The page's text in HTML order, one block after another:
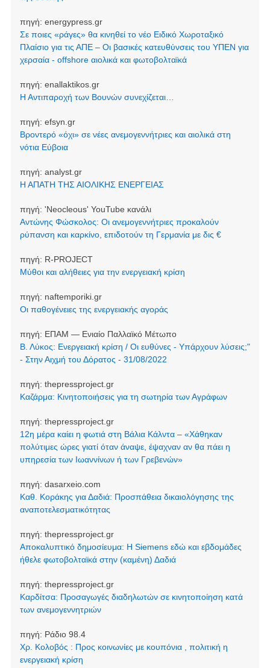
πηγή: energypress.gr
Σε ποιες «ράγες» θα κινηθεί το νέο Ειδικό Χωροταξικό
Πλαίσιο για τις ΑΠΕ – Οι βασικές κατευθύνσεις του ΥΠΕΝ για
χερσαία - offshore αιολικά και φωτοβολταϊκά
πηγή: enallaktikos.gr
Η Αντιπαροχή των Βουνών συνεχίζεται…
πηγή: efsyn.gr
Βροντερό «όχι» σε νέες ανεμογεννήτριες και αιολικά στη
νότια Εύβοια
πηγή: analyst.gr
Η ΑΠΑΤΗ ΤΗΣ ΑΙΟΛΙΚΗΣ ΕΝΕΡΓΕΙΑΣ
πηγή: 'Neocleοus' YouTube κανάλι
Αντώνης Φώσκολος: Οι ανεμογεννήτριες προκαλούν
ρύπανση και καρκίνο, επιδοτούν τη Γερμανία με δις €
πηγή: R-PROJECT
Μύθοι και αλήθειες για την ενεργειακή κρίση
πηγή: naftemporiki.gr
Οι παθογένειες της ενεργειακής αγοράς
πηγή: ΕΠΑΜ — Ενιαίο Παλλαϊκό Μέτωπο
Β. Λύκος: Ενεργειακή κρίση / Οι ευθύνες - Υπάρχουν λύσεις;"
- Στην Αιχμή του Δόρατος - 31/08/2022
πηγή: thepressproject.gr
Καζάρμα: Κινητοποιήσεις για τη σωτηρία των Αγράφων
πηγή: thepressproject.gr
12η μέρα καίει η φωτιά στη Βάλια Κάλντα – «Χάθηκαν
πολύτιμες ώρες γιατί όταν άναψε, έψαχναν αν θα πάει η
υπηρεσία των Ιωαννίνων ή των Γρεβενών»
πηγή: dasarxeio.com
Καθ. Κοράκης για Δαδιά: Προσπάθεια δικαιολόγησης της
αναποτελεσματικότητας
πηγή: thepressproject.gr
Αποκαλυπτικό δημοσίευμα: Η Siemens εδώ και εβδομάδες
ήθελε φωτοβολταϊκά στην (καμένη) Δαδιά
πηγή: thepressproject.gr
Καρδίτσα: Προσαγωγές διαδηλωτών σε κινητοποίηση κατά
των ανεμογεννητριών
πηγή: Ράδιο 98.4
Χρ. Κολοβός : Προς κοινωνίες με κουπόνια , πολιτική η
ενεργειακή κρίση